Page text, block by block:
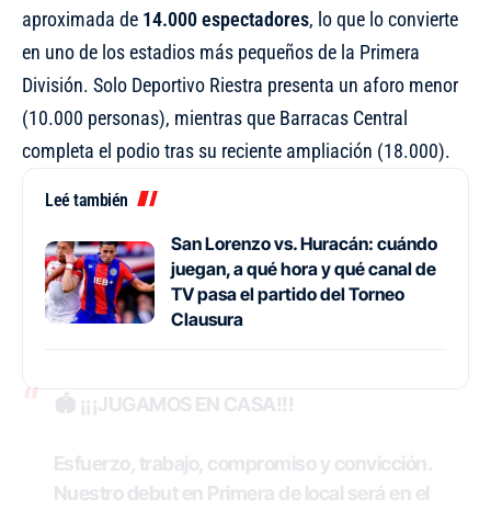
aproximada de 14.000 espectadores, lo que lo convierte
en uno de los estadios más pequeños de la Primera
División. Solo Deportivo Riestra presenta un aforo menor
(10.000 personas), mientras que Barracas Central
completa el podio tras su reciente ampliación (18.000).
Leé también
San Lorenzo vs. Huracán: cuándo
juegan, a qué hora y qué canal de
TV pasa el partido del Torneo
Clausura
🏟️ ¡¡¡JUGAMOS EN CASA!!!
Esfuerzo, trabajo, compromiso y convicción.
Nuestro debut en Primera de local será en el